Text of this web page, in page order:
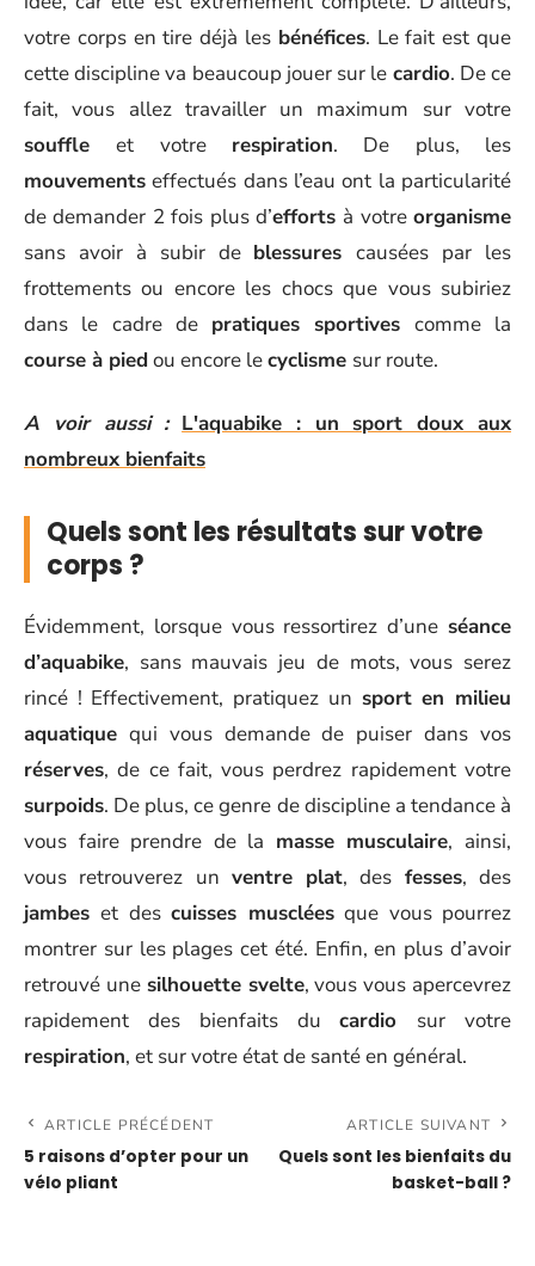
votre corps en tire déjà les bénéfices. Le fait est que
cette discipline va beaucoup jouer sur le cardio. De ce
fait, vous allez travailler un maximum sur votre
souffleet votre respiration. De plus, les
mouvements effectués dans l’eau ont la particularité
de demander 2 fois plus d’efforts à votre organisme
sans avoir à subir de blessurescausées par les
frottements ou encore les chocs que vous subiriez
dans le cadre de pratiques sportives comme la
course à pied ou encore lecyclisme sur route.
A voir aussi : L'aquabike : un sport doux aux
nombreux bienfaits
Quels sont les résultats sur votre
corps ?
Évidemment, lorsque vous ressortirez d’une séance
d’aquabike, sans mauvais jeu de mots, vous serez
rincé ! Effectivement, pratiquez un sport en milieu
aquatique qui vous demande de puiser dans vos
réserves, de ce fait, vous perdrez rapidement votre
surpoids. De plus, ce genre de discipline a tendance à
vous faire prendre de la masse musculaire, ainsi,
vous retrouverez un ventre plat, des fesses, des
jambeset descuisses muscléesque vous pourrez
montrer sur les plages cet été. Enfin, en plus d’avoir
retrouvé une silhouette svelte, vous vous apercevrez
rapidement des bienfaits ducardio sur votre
respiration, et sur votre état de santé en général.
ARTICLE PRÉCÉDENT
5 raisons d’opter pour un
vélo pliant
ARTICLE SUIVANT
Quels sont les bienfaits du
basket-ball ?